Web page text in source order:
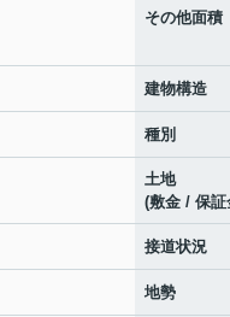
その他面積
建物構造
種別
土地
(敷金 / 保証
接道状況
地勢